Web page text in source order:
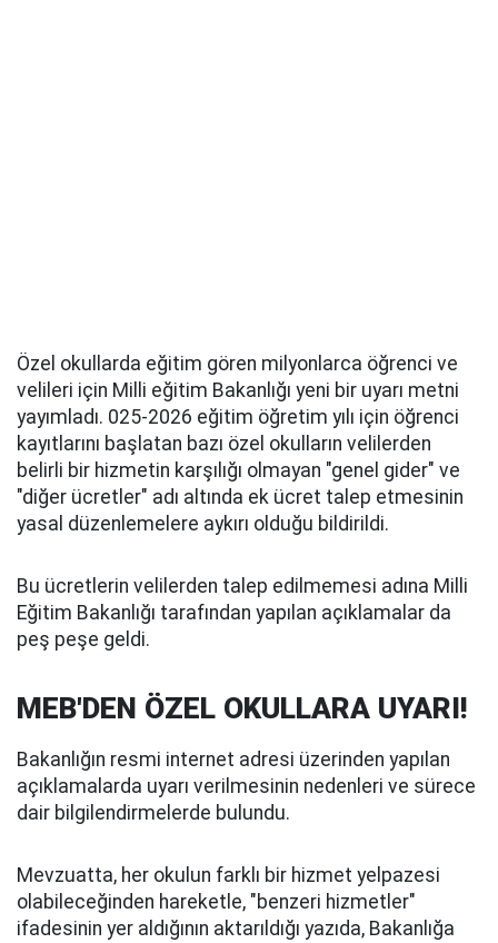
Özel okullarda eğitim gören milyonlarca öğrenci ve
velileri için Milli eğitim Bakanlığı yeni bir uyarı metni
yayımladı. 025-2026 eğitim öğretim yılı için öğrenci
kayıtlarını başlatan bazı özel okulların velilerden
belirli bir hizmetin karşılığı olmayan "genel gider" ve
"diğer ücretler" adı altında ek ücret talep etmesinin
yasal düzenlemelere aykırı olduğu bildirildi.
Bu ücretlerin velilerden talep edilmemesi adına Milli
Eğitim Bakanlığı tarafından yapılan açıklamalar da
peş peşe geldi.
MEB'DEN ÖZEL OKULLARA UYARI!
Bakanlığın resmi internet adresi üzerinden yapılan
açıklamalarda uyarı verilmesinin nedenleri ve sürece
dair bilgilendirmelerde bulundu.
Mevzuatta, her okulun farklı bir hizmet yelpazesi
olabileceğinden hareketle, "benzeri hizmetler"
ifadesinin yer aldığının aktarıldığı yazıda, Bakanlığa